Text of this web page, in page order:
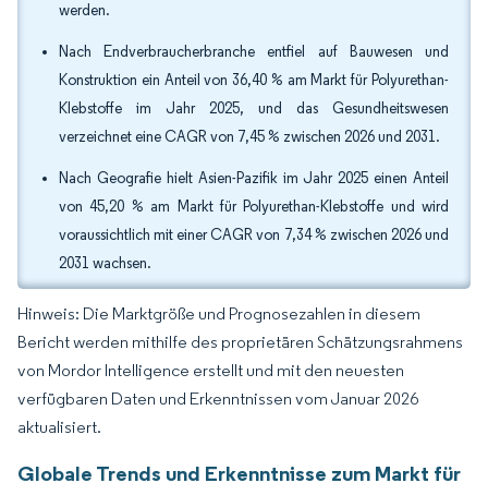
werden.
Nach Endverbraucherbranche entfiel auf Bauwesen und
Konstruktion ein Anteil von 36,40 % am Markt für Polyurethan-
Klebstoffe im Jahr 2025, und das Gesundheitswesen
verzeichnet eine CAGR von 7,45 % zwischen 2026 und 2031.
Nach Geografie hielt Asien-Pazifik im Jahr 2025 einen Anteil
von 45,20 % am Markt für Polyurethan-Klebstoffe und wird
voraussichtlich mit einer CAGR von 7,34 % zwischen 2026 und
2031 wachsen.
Hinweis: Die Marktgröße und Prognosezahlen in diesem
Bericht werden mithilfe des proprietären Schätzungsrahmens
von Mordor Intelligence erstellt und mit den neuesten
verfügbaren Daten und Erkenntnissen vom Januar 2026
aktualisiert.
Globale Trends und Erkenntnisse zum Markt für